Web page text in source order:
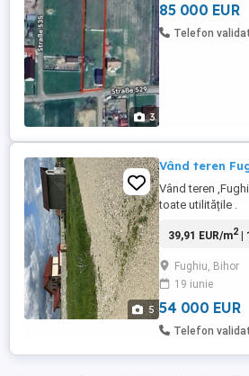
3
Se acceptă
85 000 EUR
Telefon
5
Vând teren
Vând teren
toate utilitățile .
39,91 EUR/m2|
Fughiu, Bihor
19 iunie
54 000 EUR
Telefon